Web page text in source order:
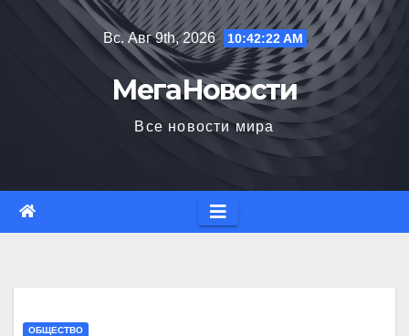
Вс. Авг 9th, 2026 10:42:23 AM
МегаНовости
Все новости мира
ОБЩЕСТВО